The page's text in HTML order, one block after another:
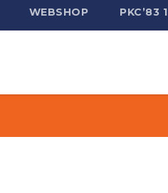
WEBSHOP PKC’83 1